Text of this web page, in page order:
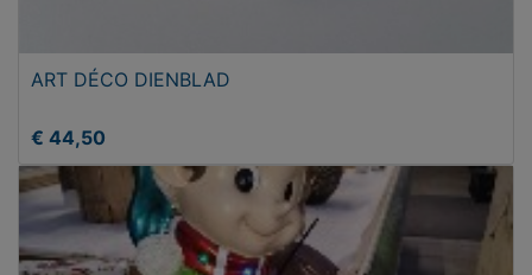
ART DÉCO DIENBLAD
€ 44,50